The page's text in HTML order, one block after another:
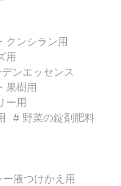
クンシラン用
用
デンエッセンス
果樹用
ー用
# 野菜の錠剤肥料
液つけかえ用